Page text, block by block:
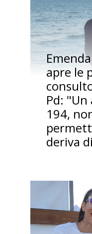
apre le
Pd: "Un
194,
deriva